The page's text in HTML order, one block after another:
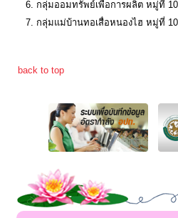
กลุ่มออมทรัพย์เพื่อการผลิต หมู่ที่ 10
กลุ่มแม่บ้านทอเสื่อหนองไฮ หมู่ที่ 10
back to top